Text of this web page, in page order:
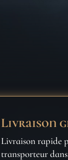
Livraison
Livraison rapide
transporteur